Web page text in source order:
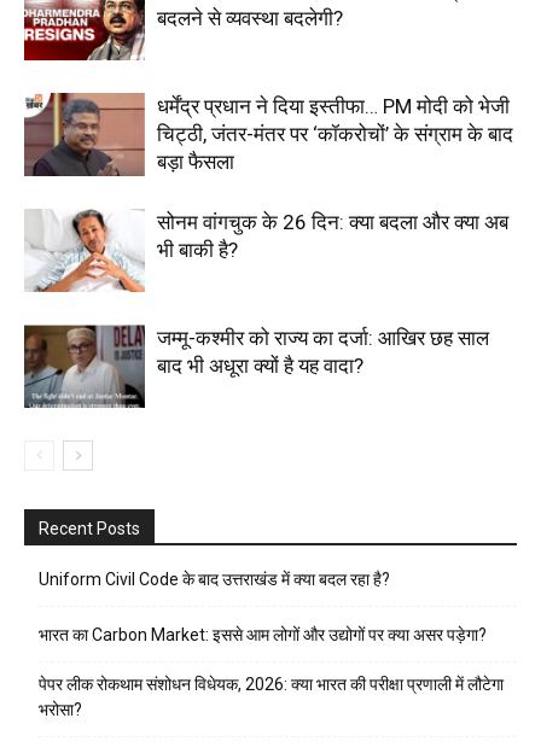
बदलने से व्यवस्था बदलेगी?
धर्मेंद्र प्रधान ने दिया इस्तीफा… PM मोदी को भेजी
चिट्ठी, जंतर-मंतर पर ‘कॉकरोचों’ के संग्राम के बाद
बड़ा फैसला
सोनम वांगचुक के 26 दिन: क्या बदला और क्या अब
भी बाकी है?
जम्मू-कश्मीर को राज्य का दर्जा: आखिर छह साल
बाद भी अधूरा क्यों है यह वादा?
Recent Posts
Uniform Civil Code के बाद उत्तराखंड में क्या बदल रहा है?
भारत का Carbon Market: इससे आम लोगों और उद्योगों पर क्या असर पड़ेगा?
पेपर लीक रोकथाम संशोधन विधेयक, 2026: क्या भारत की परीक्षा प्रणाली में लौटेगा
भरोसा?